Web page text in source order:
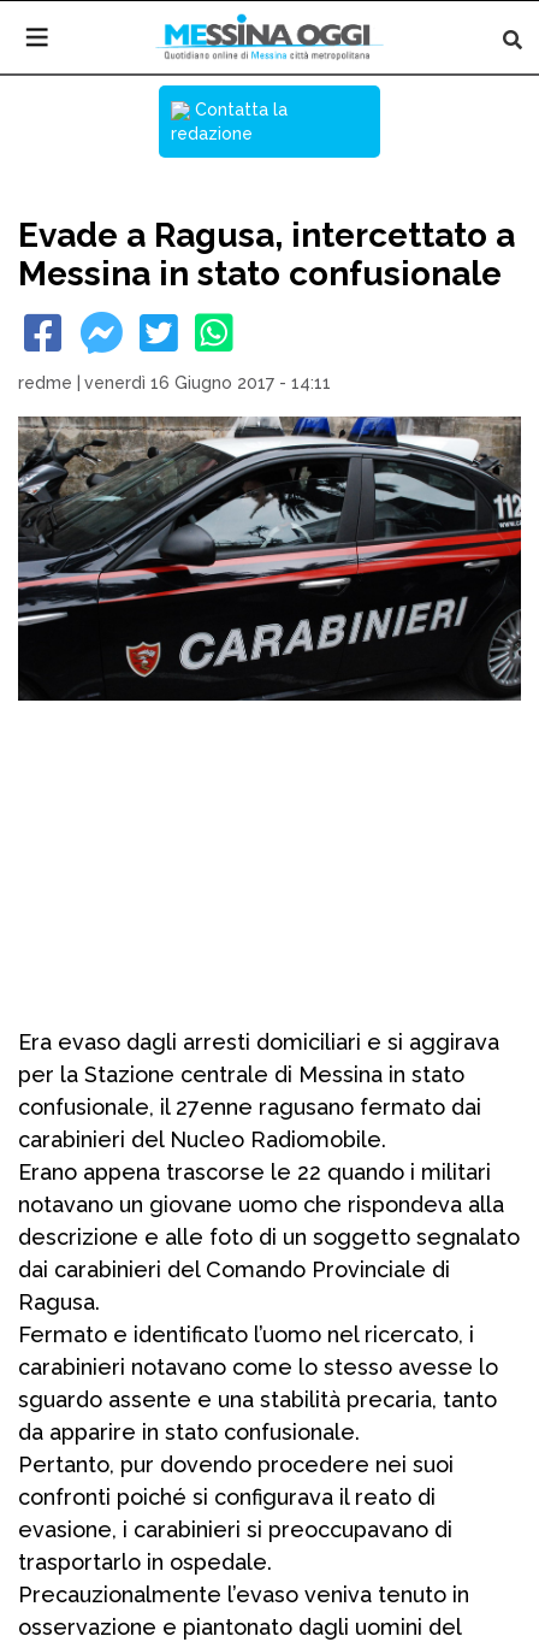
Contatta la
redazione
Evade a Ragusa, intercettato a
Messina in stato confusionale
redme venerdì 16 Giugno 2017 - 14:11
Era evaso dagli arresti domiciliari e si aggirava
per la Stazione centrale di Messina in stato
confusionale, il 27enne ragusano fermato dai
carabinieri del Nucleo Radiomobile.
Erano appena trascorse le 22 quando i militari
notavano un giovane uomo che rispondeva alla
descrizione e alle foto di un soggetto segnalato
dai carabinieri del Comando Provinciale di
Ragusa.
Fermato e identificato l’uomo nel ricercato, i
carabinieri notavano come lo stesso avesse lo
sguardo assente e una stabilità precaria, tanto
da apparire in stato confusionale.
Pertanto, pur dovendo procedere nei suoi
confronti poiché si configurava il reato di
evasione, i carabinieri si preoccupavano di
trasportarlo in ospedale.
Precauzionalmente l’evaso veniva tenuto in
osservazione e piantonato dagli uomini del